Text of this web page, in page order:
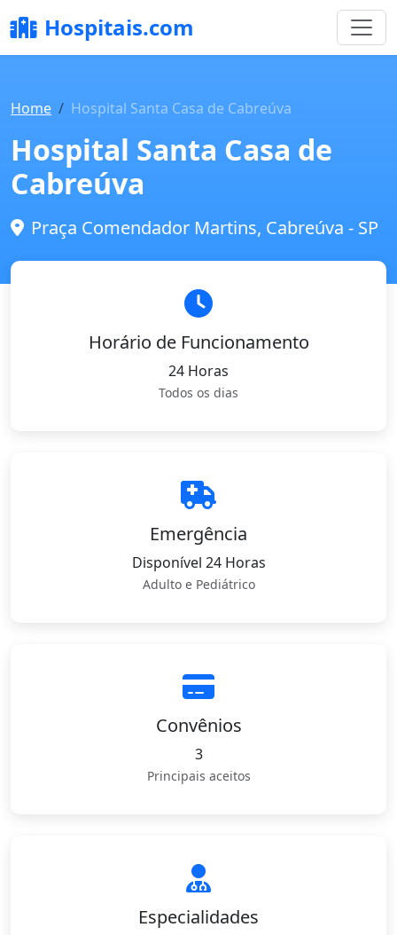
Hospitais.com
Home Hospital Santa Casa de Cabreúva
Hospital Santa Casa de
Cabreúva
Praça Comendador Martins, Cabreúva - SP
Horário de Funcionamento
24 Horas
Todos os dias
Emergência
Disponível 24 Horas
Adulto e Pediátrico
Convênios
3
Principais aceitos
Especialidades